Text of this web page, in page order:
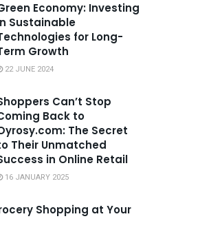
Economy: Investing
Sustainable
for Long-
Growth
22 JUNE 2024
Can’t Stop
Back to
The Secret
Their Unmatched
in Online Retail
16 JANUARY 2025
Shopping at Your